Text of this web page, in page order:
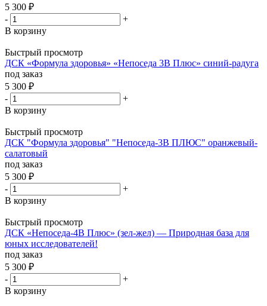
5 300 ₽
-
+
В корзину
Быстрый просмотр
ДСК «Формула здоровья» «Непоседа 3В Плюс» синий-радуга
под заказ
5 300 ₽
-
+
В корзину
Быстрый просмотр
ДСК "Формула здоровья" "Непоседа-3В ПЛЮС" оранжевый-
салатовый
под заказ
5 300 ₽
-
+
В корзину
Быстрый просмотр
ДСК «Непоседа-4В Плюс» (зел-жел) — Природная база для
юных исследователей!
под заказ
5 300 ₽
-
+
В корзину